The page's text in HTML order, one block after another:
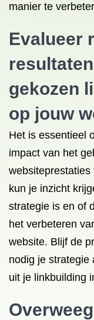
manier te
Evalueer
gekozen
op jouw
Het is essentieel
impact van het
kun je inzicht
strategie is en of
het verbeteren
website. Blijf de
nodig je strategie
uit je linkbuilding